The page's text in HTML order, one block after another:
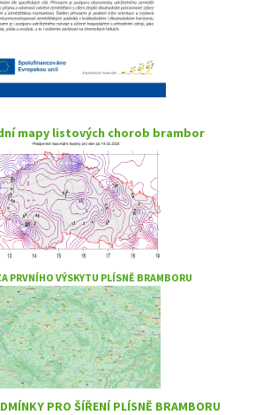
mapy listových chorob brambor
PRVNÍHO VÝSKYTU PLÍSNĚ BRAMBORU
PRO ŠÍŘENÍ PLÍSNĚ BRAMBORU